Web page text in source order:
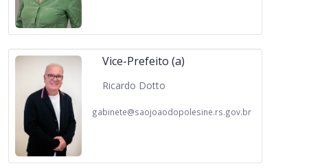
Vice-Prefeito (a)
Ricardo Dotto
gabinete@saojoaodopolesine.rs.gov.br